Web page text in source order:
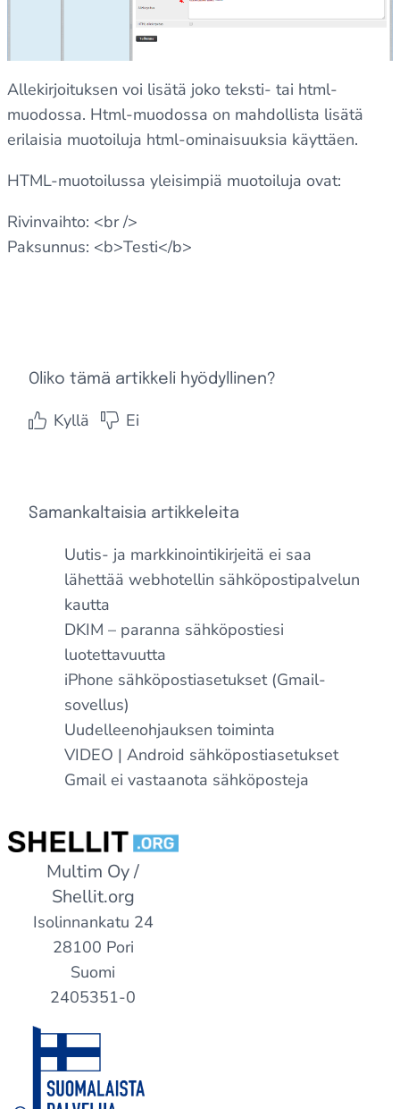
Allekirjoituksen voi lisätä joko teksti- tai html-
muodossa. Html-muodossa on mahdollista lisätä
erilaisia muotoiluja html-ominaisuuksia käyttäen.
HTML-muotoilussa yleisimpiä muotoiluja ovat:
Rivinvaihto: <br />
Paksunnus: <b>Testi</b>
Oliko tämä artikkeli hyödyllinen?
Kyllä Ei
Samankaltaisia artikkeleita
Uutis- ja markkinointikirjeitä ei saa
lähettää webhotellin sähköpostipalvelun
kautta
DKIM – paranna sähköpostiesi
luotettavuutta
iPhone sähköpostiasetukset (Gmail-
sovellus)
Uudelleenohjauksen toiminta
VIDEO | Android sähköpostiasetukset
Gmail ei vastaanota sähköposteja
Multim Oy /
Shellit.org
Isolinnankatu 24
28100 Pori
Suomi
2405351-0